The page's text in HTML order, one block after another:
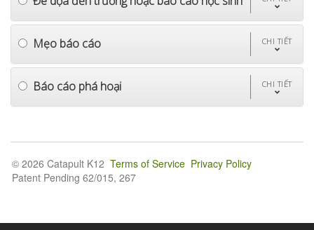
Mẹo báo cáo CHI TIẾT
Báo cáo phá hoại CHI TIẾT
© 2026 Catapult K12 Terms of Service Privacy Policy
Patent Pending 62/015, 267